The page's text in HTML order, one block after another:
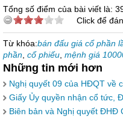
Tổng số điểm của bài viết là:
Click để
Từ khóa:bán đấu giá cổ phần
phần cổ phiếu mệnh giá
Những tin mới hơn
Nghị quyết 09 của HĐQT về
Giấy Ủy quyền nhận cổ tức,
Biên bản và Nghị quyết ĐHĐ